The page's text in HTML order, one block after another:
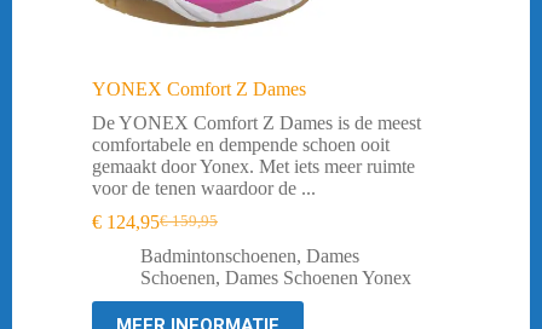
YONEX Comfort Z Dames
De YONEX Comfort Z Dames is de meest
comfortabele en dempende schoen ooit
gemaakt door Yonex. Met iets meer ruimte
voor de tenen waardoor de ...
€159,95
Oorspronkelijke
prijs
was:
€ 124,95Huidige
prijs
is:
Badmintonschoenen, Dames
Schoenen, Dames Schoenen Yonex